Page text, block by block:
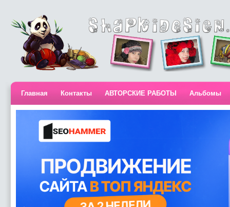
Главная Контакты АВТОРСКИЕ РАБОТЫ Альбомы